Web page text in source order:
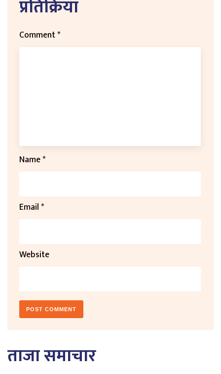
प्रतिक्रिया
Comment*
Name*
Email*
Website
ताजा समाचार